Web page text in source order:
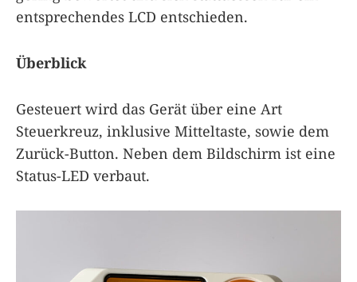
entsprechendes LCD entschieden.
Überblick
Gesteuert wird das Gerät über eine Art
Steuerkreuz, inklusive Mitteltaste, sowie dem
Zurück-Button. Neben dem Bildschirm ist eine
Status-LED verbaut.